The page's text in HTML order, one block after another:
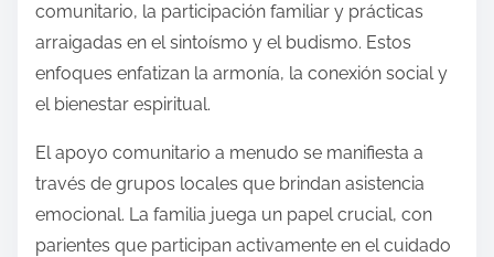
comunitario, la participación familiar y prácticas
arraigadas en el sintoísmo y el budismo. Estos
enfoques enfatizan la armonía, la conexión social y
el bienestar espiritual.
El apoyo comunitario a menudo se manifiesta a
través de grupos locales que brindan asistencia
emocional. La familia juega un papel crucial, con
parientes que participan activamente en el cuidado